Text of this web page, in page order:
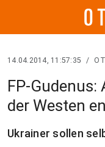
14.04.2014, 11:57:35 /
FP-
der Westen
Ukrainer sollen